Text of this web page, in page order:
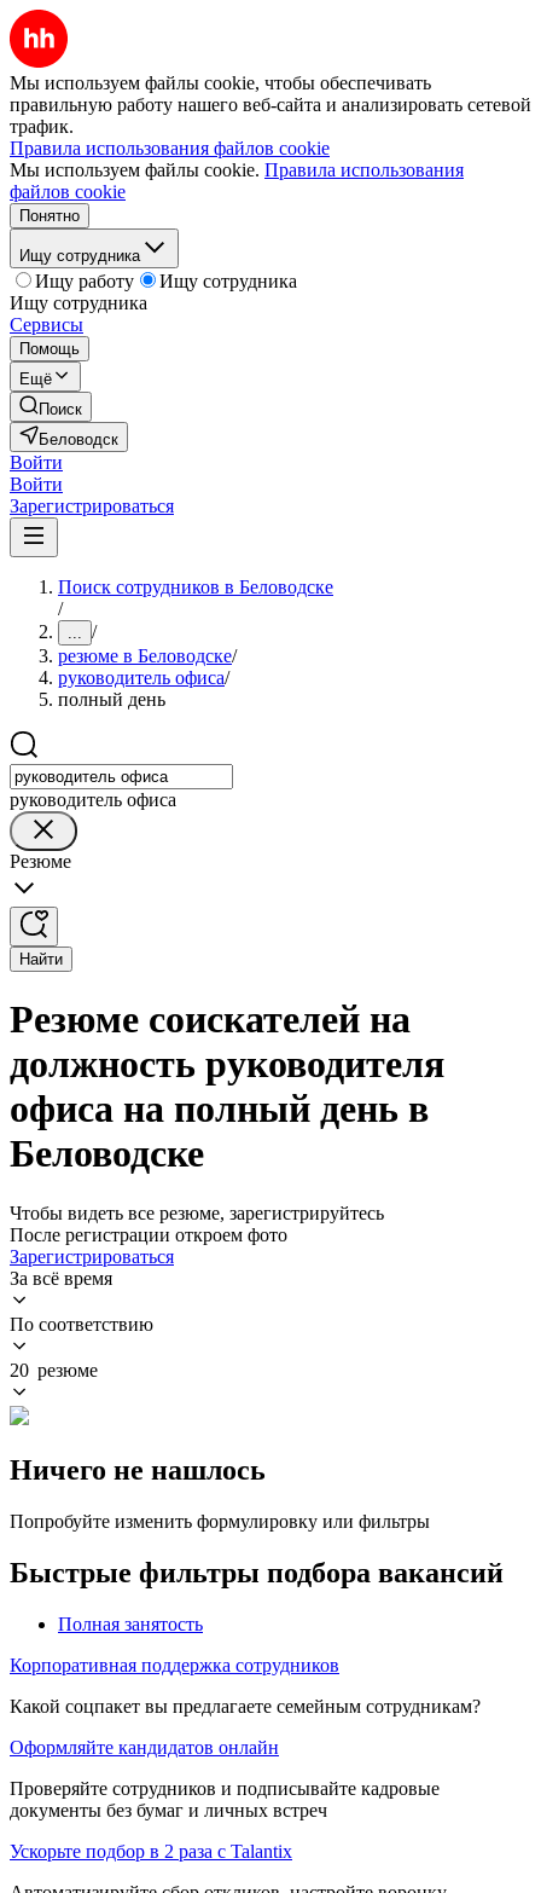
Мы используем файлы cookie, чтобы обеспечивать
правильную работу нашего веб-сайта и анализировать сетевой
трафик.
Правила использования файлов cookie
Мы используем файлы cookie. Правила использования
файлов cookie
Понятно
Ищу сотрудника
Ищу работу
Ищу сотрудника
Ищу сотрудника
Сервисы
Помощь
Ещё
Поиск
Беловодск
Войти
Войти
Зарегистрироваться
Поиск сотрудников в Беловодске
/
... /
резюме в Беловодске/
руководитель офиса/
полный день
руководитель офиса
Резюме
Найти
Резюме соискателей на
должность руководителя
офиса на полный день в
Беловодске
Чтобы видеть все резюме, зарегистрируйтесь
После регистрации откроем фото
Зарегистрироваться
За всё время
По соответствию
20 резюме
Ничего не нашлось
Попробуйте изменить формулировку или фильтры
Быстрые фильтры подбора вакансий
Полная занятость
Корпоративная поддержка сотрудников
Какой соцпакет вы предлагаете семейным сотрудникам?
Оформляйте кандидатов онлайн
Проверяйте сотрудников и подписывайте кадровые
документы без бумаг и личных встреч
Ускорьте подбор в 2 раза с Talantix